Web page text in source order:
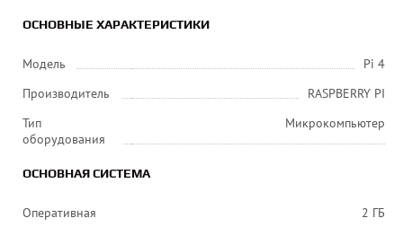
ОСНОВНЫЕ ХАРАКТЕРИСТИКИ
Модель
Pi 4
Производитель
RASPBERRY PI
Тип
оборудования
Микрокомпьютер
ОСНОВНАЯ СИСТЕМА
Оперативная
2 ГБ